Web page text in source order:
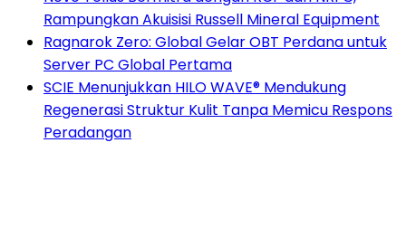
Rampungkan Akuisisi Russell Mineral Equipment
Ragnarok Zero: Global Gelar OBT Perdana untuk
Server PC Global Pertama
SCIE Menunjukkan HILO WAVE® Mendukung
Regenerasi Struktur Kulit Tanpa Memicu Respons
Peradangan